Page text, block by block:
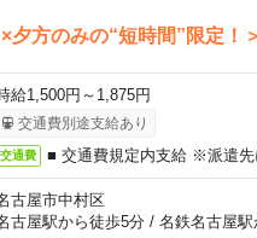
×夕方のみの“短時間”限定
給1,500円～1,875円
交通費別途支給あり
交通費 ■ 交通費規定内支給 ※派遣先
古屋市中村区
古屋駅から徒歩5分/ 名鉄名古屋